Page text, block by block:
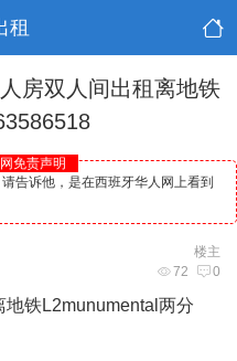
租
房双人间出租离地铁
免责声明
告诉他，是在西班牙华人网上看到
楼主
72 0
铁L2munumental两分